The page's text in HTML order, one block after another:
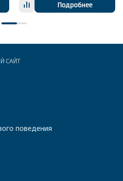
Подробнее
САЙТ
поведения